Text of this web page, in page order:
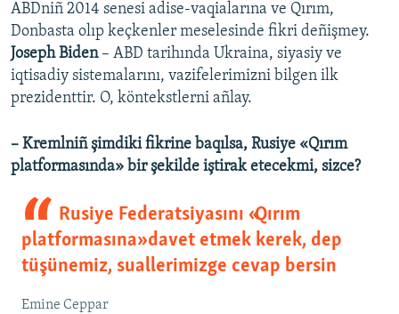
ABDniñ 2014 senesi adise-vaqialarına ve Qırım,
Donbasta olıp keçkenler meselesinde fikri deñişmey.
Joseph Biden – ABD tarihında Ukraina, siyasiy ve
iqtisadiy sistemalarını, vazifelerimizni bilgen ilk
prezidenttir. O, köntekstlerni añlay.
– Kremlniñ şimdiki fikrine baqılsa, Rusiye «Qırım
platformasında» bir şekilde iştirak etecekmi, sizce?
Rusiye Federatsiyasını «Qırım
platformasına» davet etmek kerek, dep
tüşünemiz, suallerimizge cevap bersin
Emine Ceppar